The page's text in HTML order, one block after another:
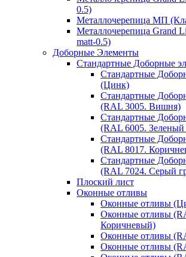
0.5)
Металлочерепица МП
Металлочерепица Grand
matt-0.5)
Доборные Элементы
Стандартные Доборные
Стандартные
(Цинк)
Стандартные
(RAL 3005. Вишня)
Стандартные
(RAL 6005.
Стандартные
(RAL 8017.
Стандартные
(RAL 7024. Серый
Плоский лист
Оконные отливы
Оконные отливы
Оконные отливы
Коричневый)
Оконные отливы
Оконные отливы